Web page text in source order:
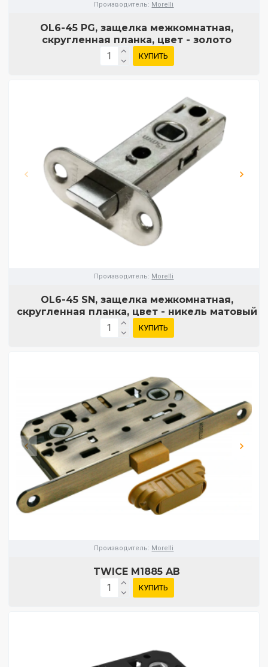
Производитель: Morelli
OL6-45 PG, защелка межкомнатная,
скругленная планка, цвет - золото
КУПИТЬ
Производитель: Morelli
OL6-45 SN, защелка межкомнатная,
скругленная планка, цвет - никель матовый
КУПИТЬ
Производитель: Morelli
TWICE M1885 AB
КУПИТЬ